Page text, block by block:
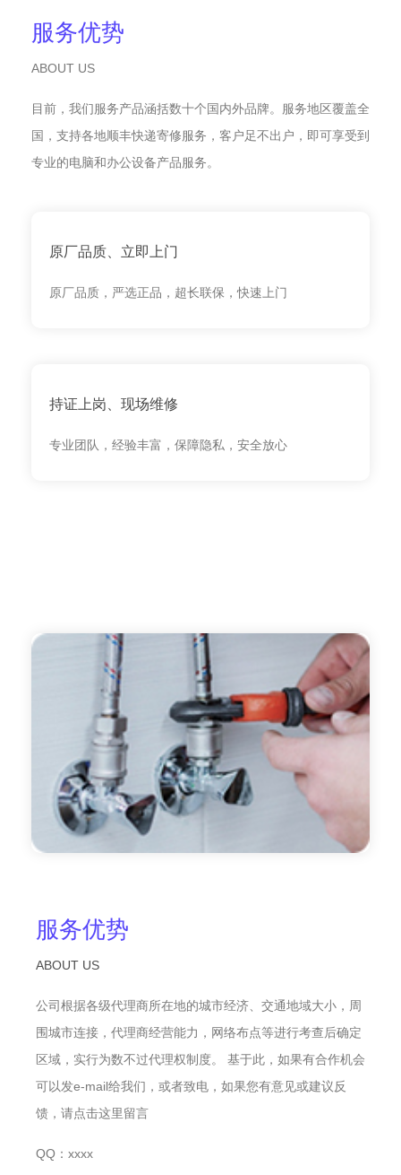
服务优势
ABOUT US
目前，我们服务产品涵括数十个国内外品牌。服务地区覆盖全
国，支持各地顺丰快递寄修服务，客户足不出户，即可享受到
专业的电脑和办公设备产品服务。
原厂品质、立即上门
原厂品质，严选正品，超长联保，快速上门
持证上岗、现场维修
专业团队，经验丰富，保障隐私，安全放心
服务优势
ABOUT US
公司根据各级代理商所在地的城市经济、交通地域大小，周
围城市连接，代理商经营能力，网络布点等进行考查后确定
区域，实行为数不过代理权制度。 基于此，如果有合作机会
可以发e-mail给我们，或者致电，如果您有意见或建议反
馈，请点击这里留言
QQ：xxxx